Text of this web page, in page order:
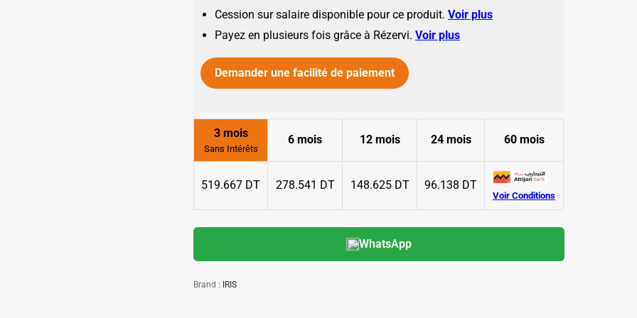
Cession sur salaire disponible pour ce produit.Voir plus
Payez en plusieurs fois grâce à Rézervi.Voir plus
Demander une facilité de paiement
3 mois
Sans Intérêts
6 mois 12 mois 24 mois 60 mois
519.667 DT 278.541 DT 148.625 DT 96.138 DT
Voir Conditions
WhatsApp
Brand : IRIS